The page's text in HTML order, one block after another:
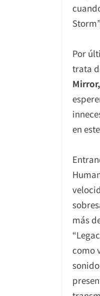
Por
trata
en
más
como